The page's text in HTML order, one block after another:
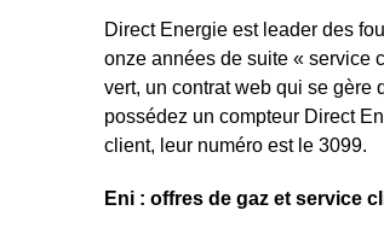
Direct Energie est leader des
onze années de suite « service
vert, un contrat web qui se gère
possédez un compteur Direct
client, leur numéro est le 3099.
Eni : offres de gaz et service